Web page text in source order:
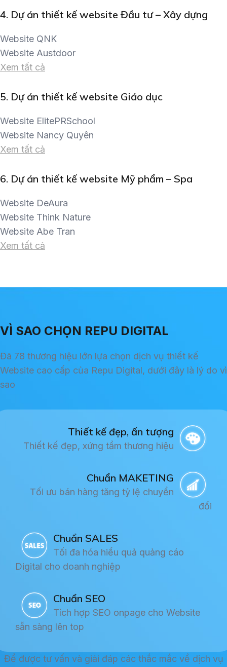
4. Dự án thiết kế website Đầu tư – Xây dựng
Website QNK
Website Austdoor
Xem tất cả
5. Dự án thiết kế website Giáo dục
Website ElitePRSchool
Website Nancy Quyên
Xem tất cả
6. Dự án thiết kế website Mỹ phẩm – Spa
Website DeAura
Website Think Nature
Website Abe Tran
Xem tất cả
VÌ SAO CHỌN REPU DIGITAL
Đã 78 thương hiệu lớn lựa chọn dịch vụ thiết kế
Website cao cấp của Repu Digital, dưới đây là lý do vì
sao
Thiết kế đẹp, ấn tượng
Thiết kế đẹp, xứng tầm thương hiệu
Chuẩn MAKETING
Tối ưu bán hàng tăng tỷ lệ chuyển
đổi
Chuẩn SALES
Tối đa hóa hiểu quả quảng cáo
Digital cho doanh nghiệp
Chuẩn SEO
Tích hợp SEO onpage cho Website
sẵn sàng lên top
Để được tư vấn và giải đáp các thắc mắc về dịch vụ